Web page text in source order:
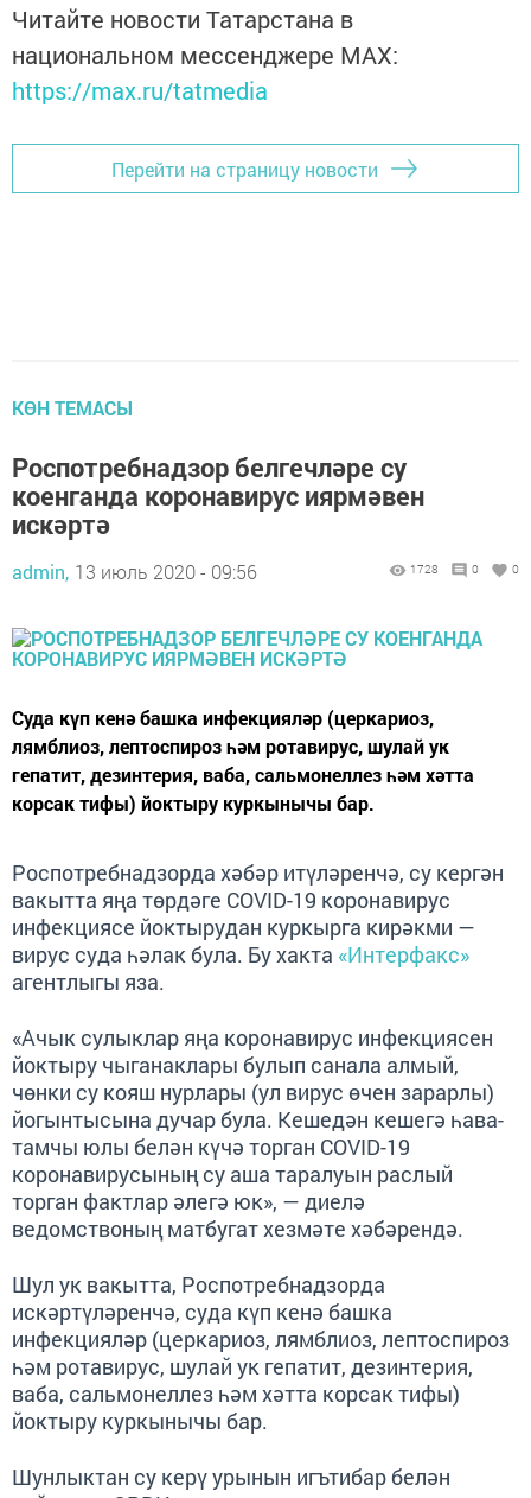
Читайте новости Татарстана в
национальном мессенджере MАХ:
https://max.ru/tatmedia
Перейти на страницу новости
КӨН ТЕМАСЫ
Роспотребнадзор белгечләре су
коенганда коронавирус иярмәвен
искәртә
admin, 13 июль 2020 - 09:56 1728 0 0
Суда күп кенә башка инфекцияләр (церкариоз,
лямблиоз, лептоспироз һәм ротавирус, шулай ук
гепатит, дезинтерия, ваба, сальмонеллез һәм хәтта
корсак тифы) йоктыру куркынычы бар.
Роспотребнадзорда хәбәр итүләренчә, су кергән
вакытта яңа төрдәге COVID-19 коронавирус
инфекциясе йоктырудан куркырга кирәкми —
вирус суда һәлак була. Бу хакта «Интерфакс»
агентлыгы яза.
«Ачык сулыклар яңа коронавирус инфекциясен
йоктыру чыганаклары булып санала алмый,
чөнки су кояш нурлары (ул вирус өчен зарарлы)
йогынтысына дучар була. Кешедән кешегә һава-
тамчы юлы белән күчә торган COVID-19
коронавирусының су аша таралуын раслый
торган фактлар әлегә юк», — диелә
ведомствоның матбугат хезмәте хәбәрендә.
Шул ук вакытта, Роспотребнадзорда
искәртүләренчә, суда күп кенә башка
инфекцияләр (церкариоз, лямблиоз, лептоспироз
һәм ротавирус, шулай ук гепатит, дезинтерия,
ваба, сальмонеллез һәм хәтта корсак тифы)
йоктыру куркынычы бар.
Шунлыктан су керү урынын игътибар белән